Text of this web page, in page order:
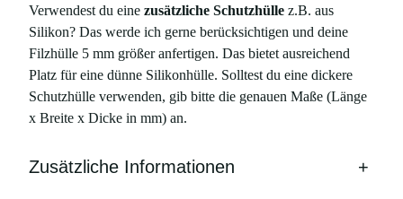
Verwendest du eine zusätzliche Schutzhülle z.B. aus
Silikon? Das werde ich gerne berücksichtigen und deine
Filzhülle 5 mm größer anfertigen. Das bietet ausreichend
Platz für eine dünne Silikonhülle. Solltest du eine dickere
Schutzhülle verwenden, gib bitte die genauen Maße (Länge
x Breite x Dicke in mm) an.
Zusätzliche Informationen +